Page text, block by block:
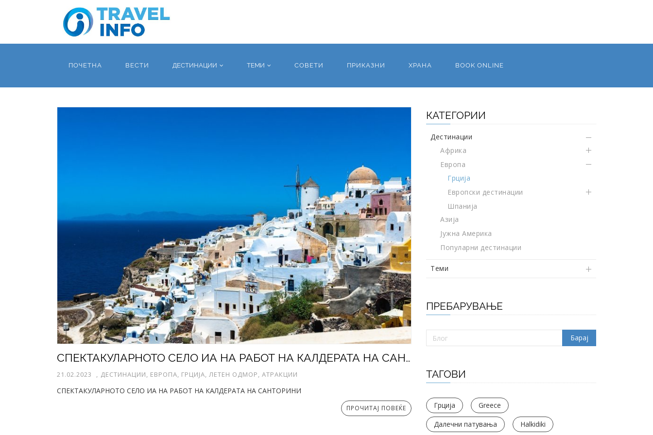
ПОЧЕТНА ВЕСТИ ДЕСТИНАЦИИ ТЕМИ СОВЕТИ ПРИКАЗНИ ХРАНА BOOK ONLINE
СПЕКТАКУЛАРНОТО СЕЛО ИА НА РАБОТ НА КАЛДЕРАТА НА САНТОРИНИ
21.02.2023 , ДЕСТИНАЦИИ, ЕВРОПА, ГРЦИЈА, ЛЕТЕН ОДМОР, АТРАКЦИИ
СПЕКТАКУЛАРНОТО СЕЛО ИА НА РАБОТ НА КАЛДЕРАТА НА САНТОРИНИ
ПРОЧИТАЈ ПОВЕЌЕ
КАТЕГОРИИ
Дестинации
Африка
Европа
Грција
Европски дестинации
Шпанија
Азија
Јужна Америка
Популарни дестинации
Теми
ПРЕБАРУВАЊЕ
ТАГОВИ
Грција Greece
Далечни патувања Halkidiki